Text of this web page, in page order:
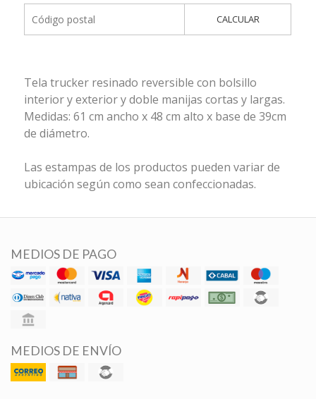
CALCULAR
Tela trucker resinado reversible con bolsillo
interior y exterior y doble manijas cortas y largas.
Medidas: 61 cm ancho x 48 cm alto x base de 39cm
de diámetro.
Las estampas de los productos pueden variar de
ubicación según como sean confeccionadas.
MEDIOS DE PAGO
MEDIOS DE ENVÍO